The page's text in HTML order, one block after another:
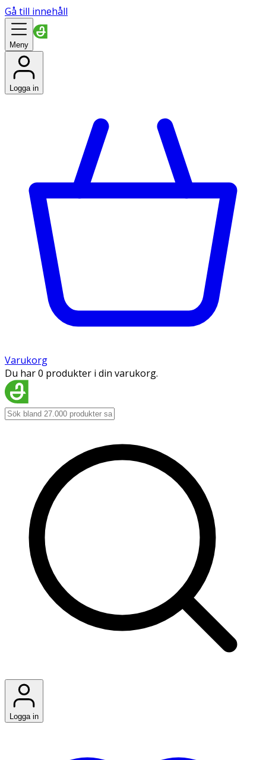
Gå till innehåll
Meny
Logga in
Varukorg
Du har 0 produkter i din varukorg.
Logga in